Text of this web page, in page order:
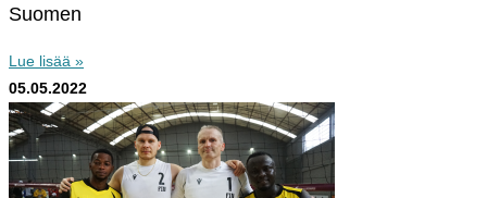
Suomen
Lue lisää »
05.05.2022